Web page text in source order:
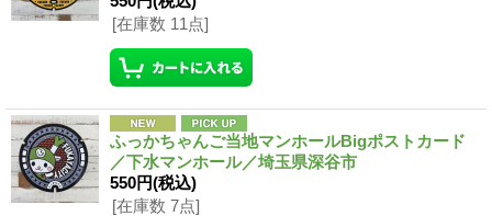
[在庫数 11点]
ふっかちゃんご当地マンホールBigポストカード
／下水マンホール／埼玉県深谷市
550円(税込)
[在庫数 7点]